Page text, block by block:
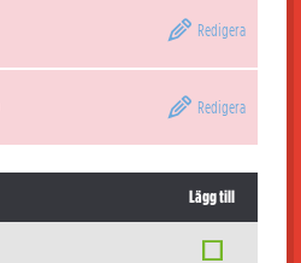
Redigera
Redigera
Lägg till